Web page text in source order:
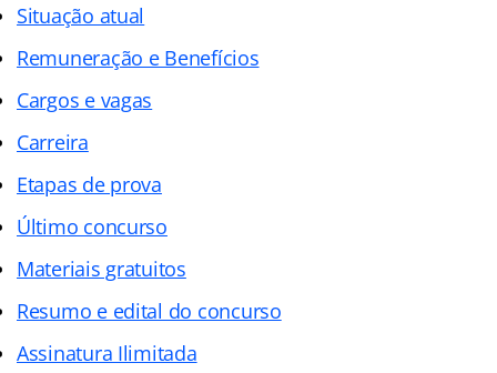
Situação atual
Remuneração e Benefícios
Cargos e vagas
Carreira
Etapas de prova
Último concurso
Materiais gratuitos
Resumo e edital do concurso
Assinatura Ilimitada